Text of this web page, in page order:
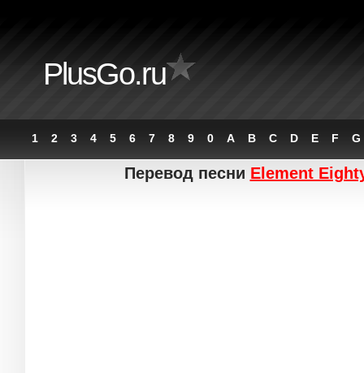
PlusGo.ru
1 2 3 4 5 6 7 8 9 0 A B C D E F G
Перевод песни Element